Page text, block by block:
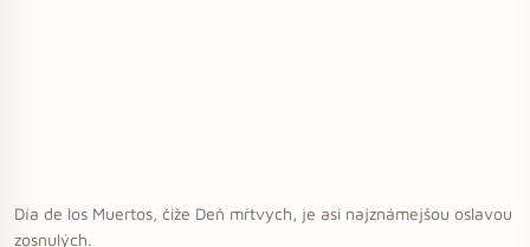
Día de los Muertos, čiže Deň mŕtvych, je asi najznámejšou oslavou
zosnulých.